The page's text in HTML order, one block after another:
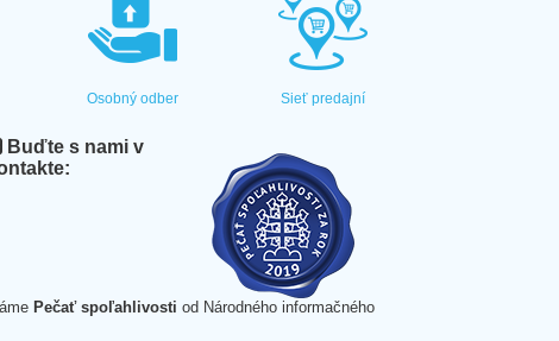
Osobný odber Sieť predajní
Buďte s nami v
Pečať spoľahlivosti od Národného informačného